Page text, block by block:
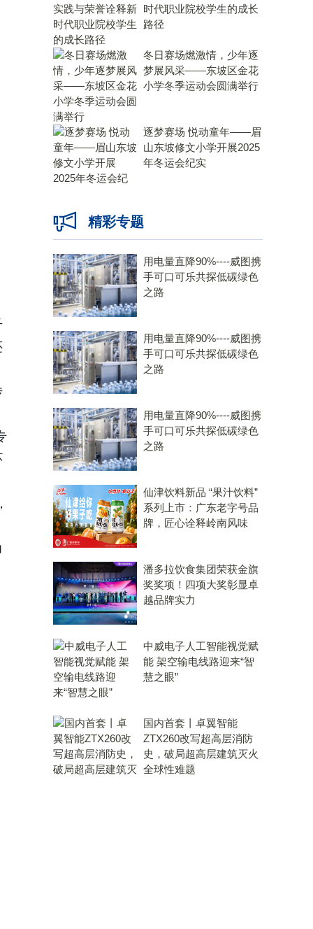
时代职业院校学生的成长
路径
冬日赛场燃激情，少年逐
梦展风采——东坡区金花
小学冬季运动会圆满举行
逐梦赛场 悦动童年——眉
山东坡修文小学开展2025
年冬运会纪实
精彩专题
用电量直降90%----威图携
手可口可乐共探低碳绿色
之路
用电量直降90%----威图携
手可口可乐共探低碳绿色
之路
用电量直降90%----威图携
手可口可乐共探低碳绿色
之路
仙津饮料新品 “果汁饮料”
系列上市：广东老字号品
牌，匠心诠释岭南风味
潘多拉饮食集团荣获金旗
奖奖项！四项大奖彰显卓
越品牌实力
中威电子人工智能视觉赋
能 架空输电线路迎来“智
慧之眼”
国内首套丨卓翼智能
ZTX260改写超高层消防
史，破局超高层建筑灭火
全球性难题